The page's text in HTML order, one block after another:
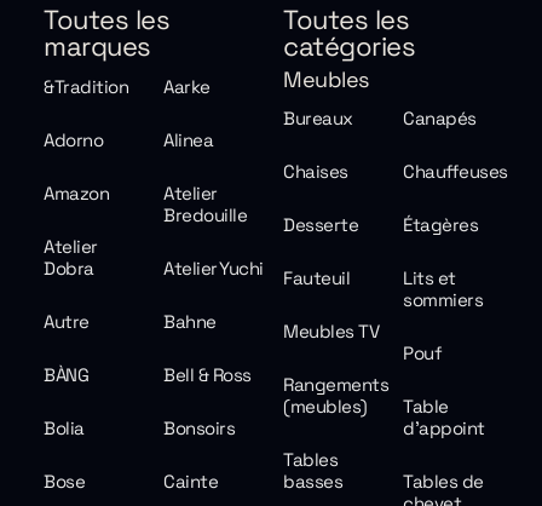
Toutes les
marques
&Tradition Aarke
Adorno Alinea
Amazon
Atelier
Bredouille
Atelier
Dobra
Atelier Yuchi
Autre Bahne
BÀNG Bell & Ross
Bolia Bonsoirs
Bose Cainte
Toutes les
catégories
Meubles
Bureaux Canapés
Chaises Chauffeuses
Desserte Étagères
Fauteuil
Lits et
sommiers
Meubles TV
Pouf
Rangements
(meubles)
Table
d'appoint
Tables
basses
Tables de